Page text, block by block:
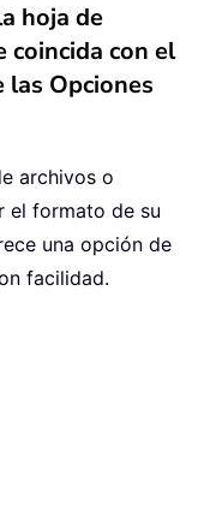
hoja de
coincida con el
Opciones
archivos o
el formato de su
una opción de
facilidad.